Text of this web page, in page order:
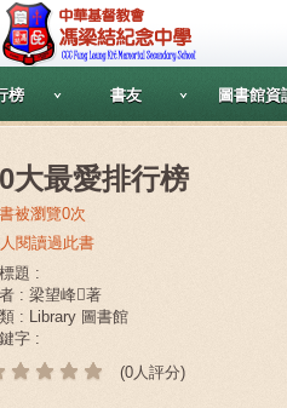
榜 書友 圖書館資
大最愛排行榜
被瀏覽0次
閱讀過此書
題 :
: 梁望峰著
: Library 圖書館
字 :
(0人評分)